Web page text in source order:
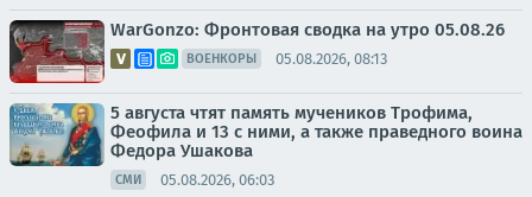
WarGonzo: Фронтовая сводка на утро 05.08.26
ВОЕНКОРЫ 05.08.2026, 08:13
5 августа чтят память мучеников Трофима,
Феофила и 13 с ними, а также праведного воина
Федора Ушакова
СМИ 05.08.2026, 06:03